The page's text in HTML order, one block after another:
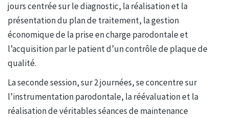
jours centrée sur le diagnostic, la réalisation et la
présentation du plan de traitement, la gestion
économique de la prise en charge parodontale et
l’acquisition par le patient d’un contrôle de plaque de
qualité.
La seconde session, sur 2 journées, se concentre sur
l’instrumentation parodontale, la réévaluation et la
réalisation de véritables séances de maintenance